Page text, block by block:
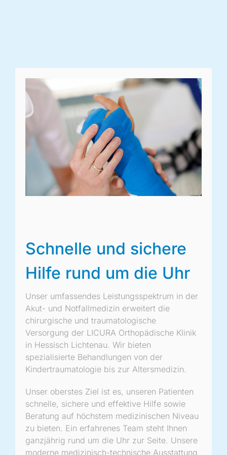
Schnelle und sichere
Hilfe rund um die Uhr
Unser umfassendes Leistungsspektrum in der
Akut- und Notfallmedizin erweitert die
chirurgische und traumatologische
Versorgung der LICURA Orthopädische Klinik
in Hessisch Lichtenau. Wir bieten
spezialisierte Behandlungen von der
Kindertraumatologie bis zur Altersmedizin.
Unser oberstes Ziel ist es, unseren Patienten
schnelle, sichere und effektive Hilfe sowie
Beratung auf höchstem medizinischen Niveau
zu bieten. Ein erfahrenes Team steht Ihnen
ganzjährig rund um die Uhr zur Seite. Unsere
moderne medizinisch-technische Ausstattung